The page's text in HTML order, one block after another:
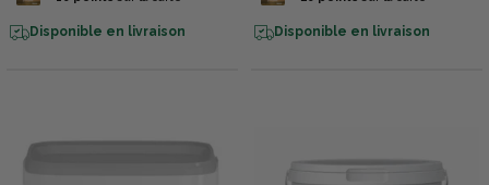
Disponible en livraison Disponible en livraison